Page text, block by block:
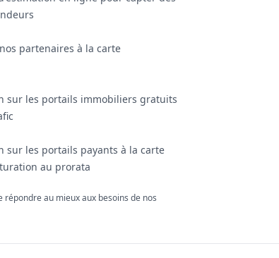
partenaires à la carte
sur les portails immobiliers gratuits
sur les portails payants à la carte
au prorata
au mieux aux besoins de nos